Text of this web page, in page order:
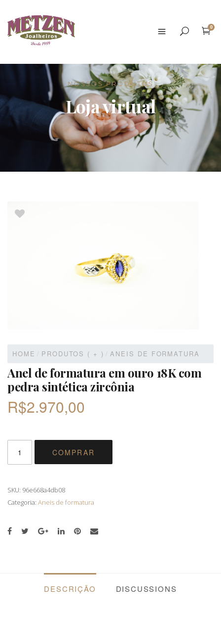
0
NOSSOS PRODUTOS
Loja virtual
HOME / PRODUTOS ( + ) / ANEIS DE FORMATURA
Anel de formatura em ouro 18K com
pedra sintética zircônia
R$2.970,00
FORMATURA
COM
SINTÉTICA
COMPRAR
SKU: 96e668a4db08
Categoria: Aneis de formatura
DESCRIÇÃO DISCUSSIONS